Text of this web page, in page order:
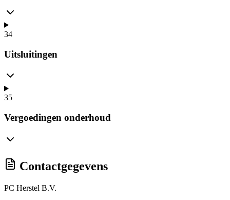
34
Uitsluitingen
35
Vergoedingen onderhoud
Contactgegevens
PC Herstel B.V.